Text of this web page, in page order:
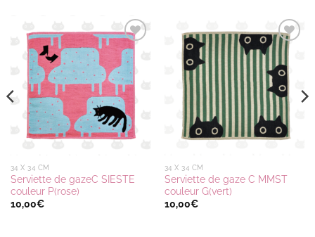
Ajouter
à la
wishlist
34 X 34 CM
Serviette de gazeC SIESTE
couleur P(rose)
10,00€
Ajouter
wishlist
34 X 34 CM
Serviette de gaze C MMST
couleur G(vert)
10,00€